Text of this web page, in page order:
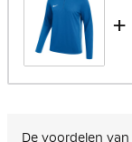
+
De voordelen